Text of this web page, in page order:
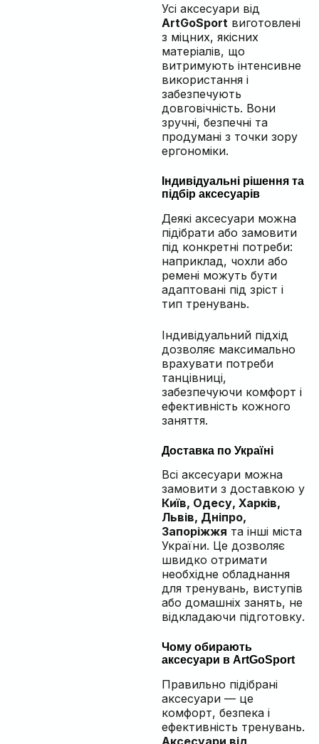
Усі аксесуари від
ArtGoSport виготовлені
з міцних, якісних
матеріалів, що
витримують інтенсивне
використання і
забезпечують
довговічність. Вони
зручні, безпечні та
продумані з точки зору
ергономіки.
Індивідуальні рішення та
підбір аксесуарів
Деякі аксесуари можна
підібрати або замовити
під конкретні потреби:
наприклад, чохли або
ремені можуть бути
адаптовані під зріст і
тип тренувань.
Індивідуальний підхід
дозволяє максимально
врахувати потреби
танцівниці,
забезпечуючи комфорт і
ефективність кожного
заняття.
Доставка по Україні
Всі аксесуари можна
замовити з доставкою у
Київ, Одесу, Харків,
Львів, Дніпро,
Запоріжжя та інші міста
України. Це дозволяє
швидко отримати
необхідне обладнання
для тренувань, виступів
або домашніх занять, не
відкладаючи підготовку.
Чому обирають
аксесуари в ArtGoSport
Правильно підібрані
аксесуари — це
комфорт, безпека і
ефективність тренувань.